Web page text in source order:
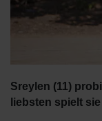
Sreylen (11)
liebsten spielt